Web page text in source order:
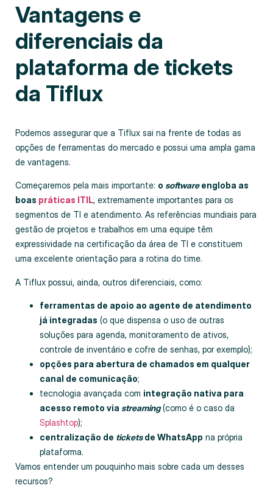
Vantagens e
diferenciais da
plataforma de tickets
da Tiflux
Podemos assegurar que a Tiflux sai na frente de todas as
opções de ferramentas do mercado e possui uma ampla gama
de vantagens.
Começaremos pela mais importante: o softwareengloba as
boas práticas ITIL, extremamente importantes para os
segmentos de TI e atendimento. As referências mundiais para
gestão de projetos e trabalhos em uma equipe têm
expressividade na certificação da área de TI e constituem
uma excelente orientação para a rotina do time.
A Tiflux possui, ainda, outros diferenciais, como:
ferramentas de apoio ao agente de atendimento
já integradas (o que dispensa o uso de outras
soluções para agenda, monitoramento de ativos,
controle de inventário e cofre de senhas, por exemplo);
opções para abertura de chamados em qualquer
canal de comunicação;
tecnologia avançada com integração nativa para
acesso remoto via streaming (como é o caso da
Splashtop);
centralização de ticketsde WhatsApp na própria
plataforma.
Vamos entender um pouquinho mais sobre cada um desses
recursos?